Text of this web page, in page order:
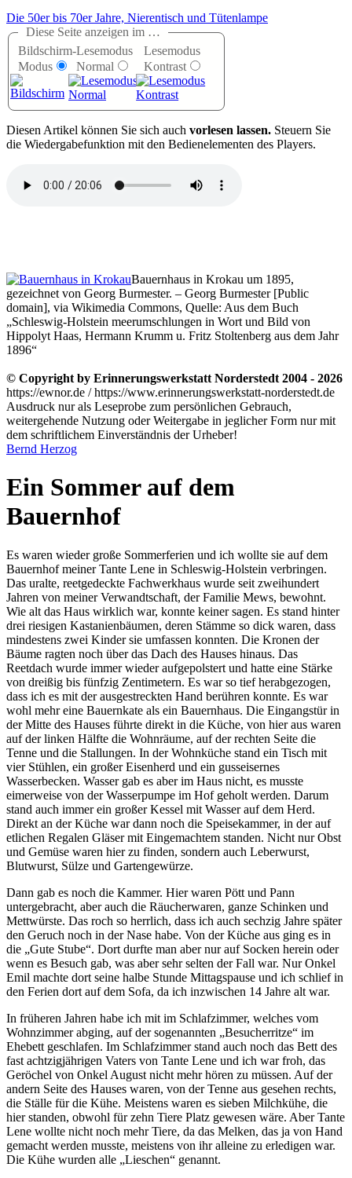
Die 50er bis 70er Jahre, Nierentisch und Tütenlampe
Diese Seite anzeigen im …
Bildschirm-
Modus
Lesemodus
Normal
Lesemodus
Kontrast
Diesen Artikel können Sie sich auch vorlesen lassen. Steuern Sie
die Wiedergabefunktion mit den Bedienelementen des Players.
Bauernhaus in Krokau um 1895,
gezeichnet von Georg Burmester. – Georg Burmester [Public
domain], via Wikimedia Commons, Quelle: Aus dem Buch
Schleswig-Holstein meerumschlungen in Wort und Bild von
Hippolyt Haas, Hermann Krumm u. Fritz Stoltenberg aus dem Jahr
1896
© Copyright by Erinnerungswerkstatt Norderstedt 2004 - 2026
https://ewnor.de / https://www.erinnerungswerkstatt-norderstedt.de
Ausdruck nur als Leseprobe zum persönlichen Gebrauch,
weitergehende Nutzung oder Weitergabe in jeglicher Form nur mit
dem schriftlichem Einverständnis der Urheber!
Bernd Herzog
Ein Sommer auf dem
Bauernhof
Es waren wieder große Sommerferien und ich wollte sie auf dem
Bauernhof meiner Tante Lene in Schleswig-Holstein verbringen.
Das uralte, reetgedeckte Fachwerkhaus wurde seit zweihundert
Jahren von meiner Verwandtschaft, der Familie Mews, bewohnt.
Wie alt das Haus wirklich war, konnte keiner sagen. Es stand hinter
drei riesigen Kastanienbäumen, deren Stämme so dick waren, dass
mindestens zwei Kinder sie umfassen konnten. Die Kronen der
Bäume ragten noch über das Dach des Hauses hinaus. Das
Reetdach wurde immer wieder aufgepolstert und hatte eine Stärke
von dreißig bis fünfzig Zentimetern. Es war so tief herabgezogen,
dass ich es mit der ausgestreckten Hand berühren konnte. Es war
wohl mehr eine Bauernkate als ein Bauernhaus. Die Eingangstür in
der Mitte des Hauses führte direkt in die Küche, von hier aus waren
auf der linken Hälfte die Wohnräume, auf der rechten Seite die
Tenne und die Stallungen. In der Wohnküche stand ein Tisch mit
vier Stühlen, ein großer Eisenherd und ein gusseisernes
Wasserbecken. Wasser gab es aber im Haus nicht, es musste
eimerweise von der Wasserpumpe im Hof geholt werden. Darum
stand auch immer ein großer Kessel mit Wasser auf dem Herd.
Direkt an der Küche war dann noch die Speisekammer, in der auf
etlichen Regalen Gläser mit Eingemachtem standen. Nicht nur Obst
und Gemüse waren hier zu finden, sondern auch Leberwurst,
Blutwurst, Sülze und Gartengewürze.
Dann gab es noch die Kammer. Hier waren Pött und Pann
untergebracht, aber auch die Räucherwaren, ganze Schinken und
Mettwürste. Das roch so herrlich, dass ich auch sechzig Jahre später
den Geruch noch in der Nase habe. Von der Küche aus ging es in
die
Gute Stube . Dort durfte man aber nur auf Socken herein oder
wenn es Besuch gab, was aber sehr selten der Fall war. Nur Onkel
Emil machte dort seine halbe Stunde Mittagspause und ich schlief in
den Ferien dort auf dem Sofa, da ich inzwischen 14 Jahre alt war.
In früheren Jahren habe ich mit im Schlafzimmer, welches vom
Wohnzimmer abging, auf der sogenannten
Besucherritze
im
Ehebett geschlafen. Im Schlafzimmer stand auch noch das Bett des
fast achtzigjährigen Vaters von Tante Lene und ich war froh, das
Geröchel von Onkel August nicht mehr hören zu müssen. Auf der
andern Seite des Hauses waren, von der Tenne aus gesehen rechts,
die Ställe für die Kühe. Meistens waren es sieben Milchkühe, die
hier standen, obwohl für zehn Tiere Platz gewesen wäre. Aber Tante
Lene wollte nicht noch mehr Tiere, da das Melken, das ja von Hand
gemacht werden musste, meistens von ihr alleine zu erledigen war.
Die Kühe wurden alle
Lieschen
genannt.